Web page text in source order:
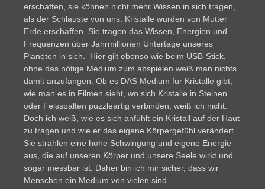
erschaffen, sie können nicht mehr Wissen in sich tragen,
als der Schlauste von uns. Kristalle wurden von Mutter
Erde erschaffen. Sie tragen das Wissen, Energien und
Frequenzen über Jahrmillionen Untertage unseres
Planeten in sich. Hier gilt ebenso wie beim USB-Stick,
ohne das nötige Medium zum abspielen weiß man nichts
damit anzufangen. Ob es DAS Medium für Kristalle gibt,
wie man es in Filmen sieht, wo sich Kristalle in Steinen
oder Felsspalten puzzleartig verbinden, weiß ich nicht.
Doch ich weiß, wie es sich anfühlt ein Kristall auf der Haut
zu tragen und wie er das eigene Körpergefühl verändert.
Sie strahlen eine hohe Schwingung und eigene Energie
aus, die auf unseren Körper und unsere Seele wirkt und
sogar messbar ist. Daher bin ich mir sicher, dass wir
Menschen ein Medium von vielen sind.